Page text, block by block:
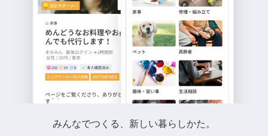
みんなでつくる、新しい暮らしかた。